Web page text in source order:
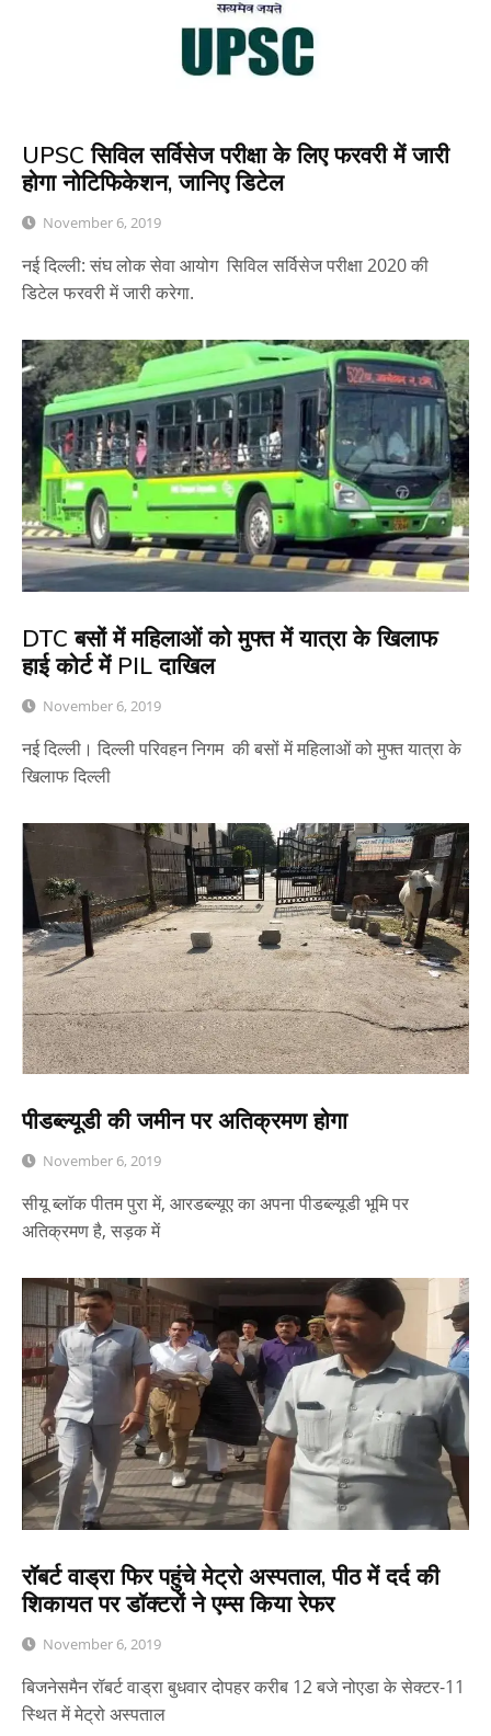
UPSC सिविल सर्विसेज परीक्षा के लिए फरवरी में जारी
होगा नोटिफिकेशन, जानिए डिटेल
November 6, 2019
नई दिल्ली: संघ लोक सेवा आयोग सिविल सर्विसेज परीक्षा 2020 की
डिटेल फरवरी में जारी करेगा.
DTC बसों में महिलाओं को मुफ्त में यात्रा के खिलाफ
हाई कोर्ट में PIL दाखिल
November 6, 2019
नई दिल्ली। दिल्ली परिवहन निगम की बसों में महिलाओं को मुफ्त यात्रा के
खिलाफ दिल्ली
पीडब्ल्यूडी की जमीन पर अतिक्रमण होगा
November 6, 2019
सीयू ब्लॉक पीतम पुरा में, आरडब्ल्यूए का अपना पीडब्ल्यूडी भूमि पर
अतिक्रमण है, सड़क में
रॉबर्ट वाड्रा फिर पहुंचे मेट्रो अस्पताल, पीठ में दर्द की
शिकायत पर डॉक्टरों ने एम्स किया रेफर
November 6, 2019
बिजनेसमैन रॉबर्ट वाड्रा बुधवार दोपहर करीब 12 बजे नोएडा के सेक्टर-11
स्थित में मेट्रो अस्पताल